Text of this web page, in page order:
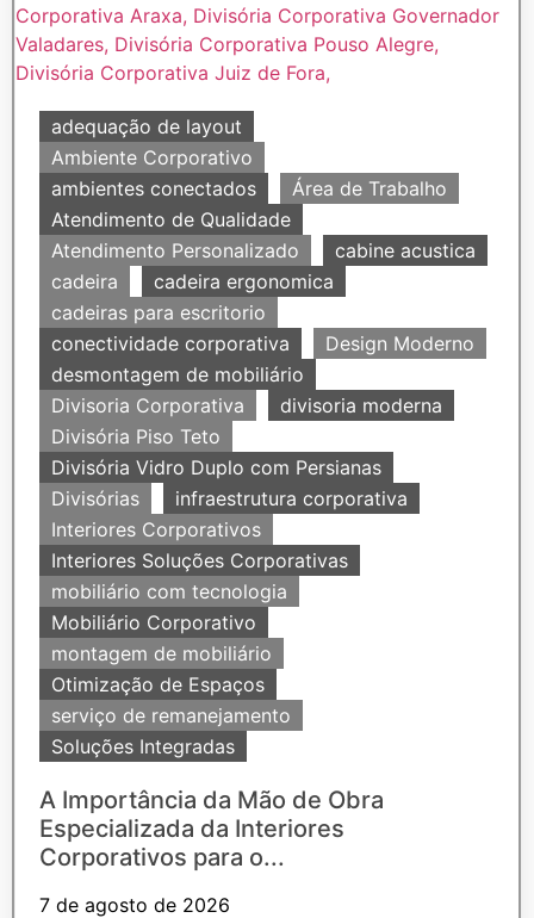
adequação de layout
Ambiente Corporativo
ambientes conectados
Área de Trabalho
Atendimento de Qualidade
Atendimento Personalizado
cabine acustica
cadeira
cadeira ergonomica
cadeiras para escritorio
conectividade corporativa
Design Moderno
desmontagem de mobiliário
Divisoria Corporativa
divisoria moderna
Divisória Piso Teto
Divisória Vidro Duplo com Persianas
Divisórias
infraestrutura corporativa
Interiores Corporativos
Interiores Soluções Corporativas
mobiliário com tecnologia
Mobiliário Corporativo
montagem de mobiliário
Otimização de Espaços
serviço de remanejamento
Soluções Integradas
A Importância da Mão de Obra
Especializada da Interiores
Corporativos para o...
7 de agosto de 2026